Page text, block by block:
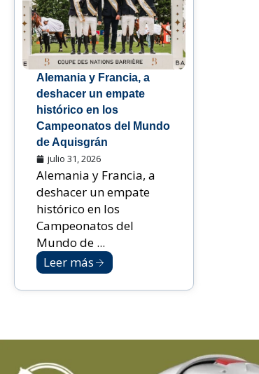
Alemania y Francia, a
deshacer un empate
histórico en los
Campeonatos del Mundo
de Aquisgrán
julio 31, 2026
Alemania y Francia, a
deshacer un empate
histórico en los
Campeonatos del
Mundo de ...
Leer más